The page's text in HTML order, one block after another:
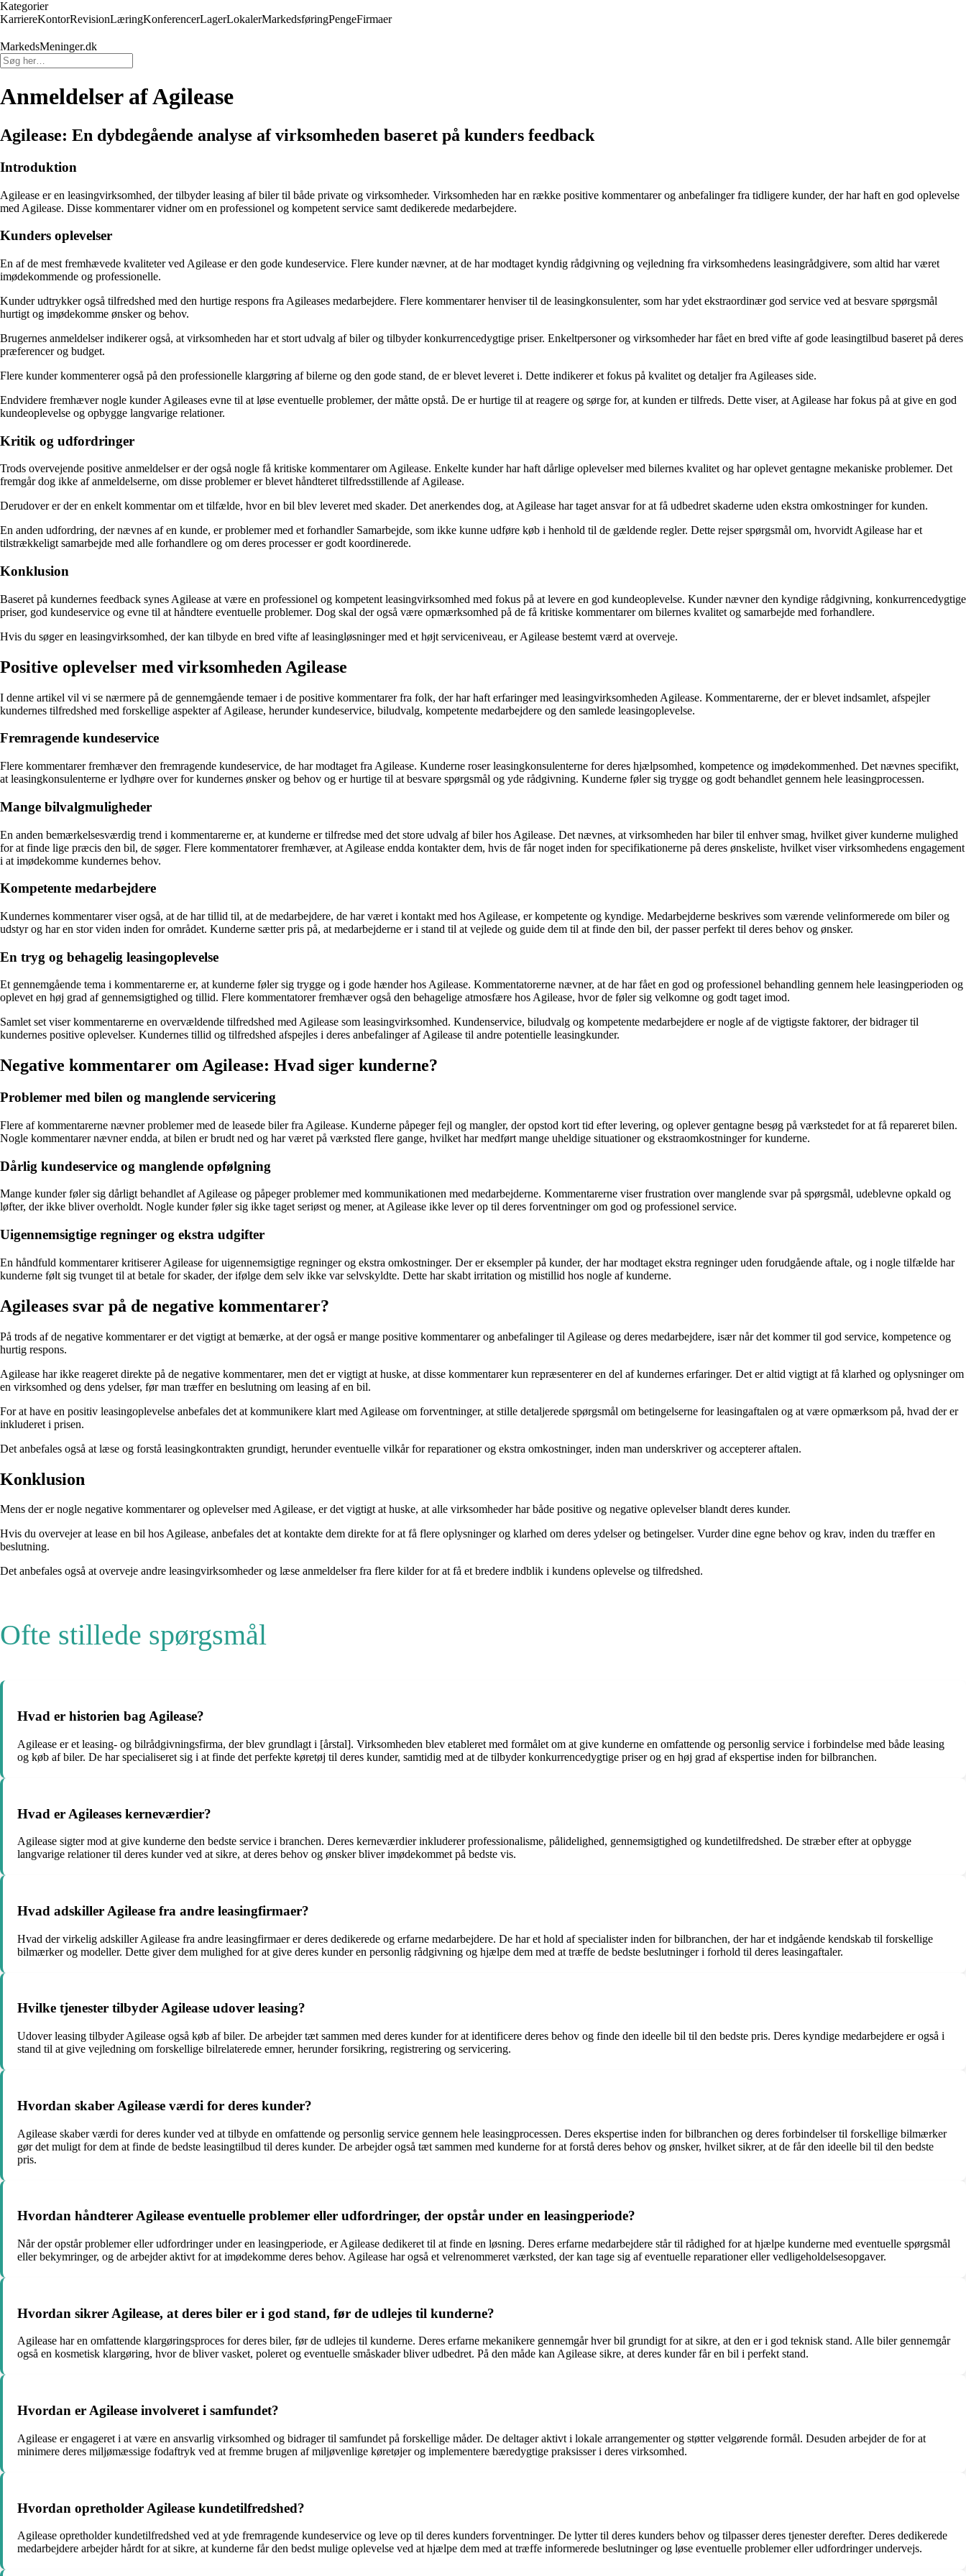
Kategorier
KarriereKontorRevisionLæringKonferencerLagerLokalerMarkedsføringPengeFirmaer
MarkedsMeninger.dk
Anmeldelser af Agilease
Agilease: En dybdegående analyse af virksomheden baseret på kunders feedback
Introduktion
Agilease er en leasingvirksomhed, der tilbyder leasing af biler til både private og virksomheder. Virksomheden har en række positive kommentarer og anbefalinger fra tidligere kunder, der har haft en god oplevelse
med Agilease. Disse kommentarer vidner om en professionel og kompetent service samt dedikerede medarbejdere.
Kunders oplevelser
En af de mest fremhævede kvaliteter ved Agilease er den gode kundeservice. Flere kunder nævner, at de har modtaget kyndig rådgivning og vejledning fra virksomhedens leasingrådgivere, som altid har været
imødekommende og professionelle.
Kunder udtrykker også tilfredshed med den hurtige respons fra Agileases medarbejdere. Flere kommentarer henviser til de leasingkonsulenter, som har ydet ekstraordinær god service ved at besvare spørgsmål
hurtigt og imødekomme ønsker og behov.
Brugernes anmeldelser indikerer også, at virksomheden har et stort udvalg af biler og tilbyder konkurrencedygtige priser. Enkeltpersoner og virksomheder har fået en bred vifte af gode leasingtilbud baseret på deres
præferencer og budget.
Flere kunder kommenterer også på den professionelle klargøring af bilerne og den gode stand, de er blevet leveret i. Dette indikerer et fokus på kvalitet og detaljer fra Agileases side.
Endvidere fremhæver nogle kunder Agileases evne til at løse eventuelle problemer, der måtte opstå. De er hurtige til at reagere og sørge for, at kunden er tilfreds. Dette viser, at Agilease har fokus på at give en god
kundeoplevelse og opbygge langvarige relationer.
Kritik og udfordringer
Trods overvejende positive anmeldelser er der også nogle få kritiske kommentarer om Agilease. Enkelte kunder har haft dårlige oplevelser med bilernes kvalitet og har oplevet gentagne mekaniske problemer. Det
fremgår dog ikke af anmeldelserne, om disse problemer er blevet håndteret tilfredsstillende af Agilease.
Derudover er der en enkelt kommentar om et tilfælde, hvor en bil blev leveret med skader. Det anerkendes dog, at Agilease har taget ansvar for at få udbedret skaderne uden ekstra omkostninger for kunden.
En anden udfordring, der nævnes af en kunde, er problemer med et forhandler Samarbejde, som ikke kunne udføre køb i henhold til de gældende regler. Dette rejser spørgsmål om, hvorvidt Agilease har et
tilstrækkeligt samarbejde med alle forhandlere og om deres processer er godt koordinerede.
Konklusion
Baseret på kundernes feedback synes Agilease at være en professionel og kompetent leasingvirksomhed med fokus på at levere en god kundeoplevelse. Kunder nævner den kyndige rådgivning, konkurrencedygtige
priser, god kundeservice og evne til at håndtere eventuelle problemer. Dog skal der også være opmærksomhed på de få kritiske kommentarer om bilernes kvalitet og samarbejde med forhandlere.
Hvis du søger en leasingvirksomhed, der kan tilbyde en bred vifte af leasingløsninger med et højt serviceniveau, er Agilease bestemt værd at overveje.
Positive oplevelser med virksomheden Agilease
I denne artikel vil vi se nærmere på de gennemgående temaer i de positive kommentarer fra folk, der har haft erfaringer med leasingvirksomheden Agilease. Kommentarerne, der er blevet indsamlet, afspejler
kundernes tilfredshed med forskellige aspekter af Agilease, herunder kundeservice, biludvalg, kompetente medarbejdere og den samlede leasingoplevelse.
Fremragende kundeservice
Flere kommentarer fremhæver den fremragende kundeservice, de har modtaget fra Agilease. Kunderne roser leasingkonsulenterne for deres hjælpsomhed, kompetence og imødekommenhed. Det nævnes specifikt,
at leasingkonsulenterne er lydhøre over for kundernes ønsker og behov og er hurtige til at besvare spørgsmål og yde rådgivning. Kunderne føler sig trygge og godt behandlet gennem hele leasingprocessen.
Mange bilvalgmuligheder
En anden bemærkelsesværdig trend i kommentarerne er, at kunderne er tilfredse med det store udvalg af biler hos Agilease. Det nævnes, at virksomheden har biler til enhver smag, hvilket giver kunderne mulighed
for at finde lige præcis den bil, de søger. Flere kommentatorer fremhæver, at Agilease endda kontakter dem, hvis de får noget inden for specifikationerne på deres ønskeliste, hvilket viser virksomhedens engagement
i at imødekomme kundernes behov.
Kompetente medarbejdere
Kundernes kommentarer viser også, at de har tillid til, at de medarbejdere, de har været i kontakt med hos Agilease, er kompetente og kyndige. Medarbejderne beskrives som værende velinformerede om biler og
udstyr og har en stor viden inden for området. Kunderne sætter pris på, at medarbejderne er i stand til at vejlede og guide dem til at finde den bil, der passer perfekt til deres behov og ønsker.
En tryg og behagelig leasingoplevelse
Et gennemgående tema i kommentarerne er, at kunderne føler sig trygge og i gode hænder hos Agilease. Kommentatorerne nævner, at de har fået en god og professionel behandling gennem hele leasingperioden og
oplevet en høj grad af gennemsigtighed og tillid. Flere kommentatorer fremhæver også den behagelige atmosfære hos Agilease, hvor de føler sig velkomne og godt taget imod.
Samlet set viser kommentarerne en overvældende tilfredshed med Agilease som leasingvirksomhed. Kundenservice, biludvalg og kompetente medarbejdere er nogle af de vigtigste faktorer, der bidrager til
kundernes positive oplevelser. Kundernes tillid og tilfredshed afspejles i deres anbefalinger af Agilease til andre potentielle leasingkunder.
Negative kommentarer om Agilease: Hvad siger kunderne?
Problemer med bilen og manglende servicering
Flere af kommentarerne nævner problemer med de leasede biler fra Agilease. Kunderne påpeger fejl og mangler, der opstod kort tid efter levering, og oplever gentagne besøg på værkstedet for at få repareret bilen.
Nogle kommentarer nævner endda, at bilen er brudt ned og har været på værksted flere gange, hvilket har medført mange uheldige situationer og ekstraomkostninger for kunderne.
Dårlig kundeservice og manglende opfølgning
Mange kunder føler sig dårligt behandlet af Agilease og påpeger problemer med kommunikationen med medarbejderne. Kommentarerne viser frustration over manglende svar på spørgsmål, udeblevne opkald og
løfter, der ikke bliver overholdt. Nogle kunder føler sig ikke taget seriøst og mener, at Agilease ikke lever op til deres forventninger om god og professionel service.
Uigennemsigtige regninger og ekstra udgifter
En håndfuld kommentarer kritiserer Agilease for uigennemsigtige regninger og ekstra omkostninger. Der er eksempler på kunder, der har modtaget ekstra regninger uden forudgående aftale, og i nogle tilfælde har
kunderne følt sig tvunget til at betale for skader, der ifølge dem selv ikke var selvskyldte. Dette har skabt irritation og mistillid hos nogle af kunderne.
Agileases svar på de negative kommentarer?
På trods af de negative kommentarer er det vigtigt at bemærke, at der også er mange positive kommentarer og anbefalinger til Agilease og deres medarbejdere, især når det kommer til god service, kompetence og
hurtig respons.
Agilease har ikke reageret direkte på de negative kommentarer, men det er vigtigt at huske, at disse kommentarer kun repræsenterer en del af kundernes erfaringer. Det er altid vigtigt at få klarhed og oplysninger om
en virksomhed og dens ydelser, før man træffer en beslutning om leasing af en bil.
For at have en positiv leasingoplevelse anbefales det at kommunikere klart med Agilease om forventninger, at stille detaljerede spørgsmål om betingelserne for leasingaftalen og at være opmærksom på, hvad der er
inkluderet i prisen.
Det anbefales også at læse og forstå leasingkontrakten grundigt, herunder eventuelle vilkår for reparationer og ekstra omkostninger, inden man underskriver og accepterer aftalen.
Konklusion
Mens der er nogle negative kommentarer og oplevelser med Agilease, er det vigtigt at huske, at alle virksomheder har både positive og negative oplevelser blandt deres kunder.
Hvis du overvejer at lease en bil hos Agilease, anbefales det at kontakte dem direkte for at få flere oplysninger og klarhed om deres ydelser og betingelser. Vurder dine egne behov og krav, inden du træffer en
beslutning.
Det anbefales også at overveje andre leasingvirksomheder og læse anmeldelser fra flere kilder for at få et bredere indblik i kundens oplevelse og tilfredshed.
Ofte stillede spørgsmål
Hvad er historien bag Agilease?
Agilease er et leasing- og bilrådgivningsfirma, der blev grundlagt i [årstal]. Virksomheden blev etableret med formålet om at give kunderne en omfattende og personlig service i forbindelse med både leasing
og køb af biler. De har specialiseret sig i at finde det perfekte køretøj til deres kunder, samtidig med at de tilbyder konkurrencedygtige priser og en høj grad af ekspertise inden for bilbranchen.
Hvad er Agileases kerneværdier?
Agilease sigter mod at give kunderne den bedste service i branchen. Deres kerneværdier inkluderer professionalisme, pålidelighed, gennemsigtighed og kundetilfredshed. De stræber efter at opbygge
langvarige relationer til deres kunder ved at sikre, at deres behov og ønsker bliver imødekommet på bedste vis.
Hvad adskiller Agilease fra andre leasingfirmaer?
Hvad der virkelig adskiller Agilease fra andre leasingfirmaer er deres dedikerede og erfarne medarbejdere. De har et hold af specialister inden for bilbranchen, der har et indgående kendskab til forskellige
bilmærker og modeller. Dette giver dem mulighed for at give deres kunder en personlig rådgivning og hjælpe dem med at træffe de bedste beslutninger i forhold til deres leasingaftaler.
Hvilke tjenester tilbyder Agilease udover leasing?
Udover leasing tilbyder Agilease også køb af biler. De arbejder tæt sammen med deres kunder for at identificere deres behov og finde den ideelle bil til den bedste pris. Deres kyndige medarbejdere er også i
stand til at give vejledning om forskellige bilrelaterede emner, herunder forsikring, registrering og servicering.
Hvordan skaber Agilease værdi for deres kunder?
Agilease skaber værdi for deres kunder ved at tilbyde en omfattende og personlig service gennem hele leasingprocessen. Deres ekspertise inden for bilbranchen og deres forbindelser til forskellige bilmærker
gør det muligt for dem at finde de bedste leasingtilbud til deres kunder. De arbejder også tæt sammen med kunderne for at forstå deres behov og ønsker, hvilket sikrer, at de får den ideelle bil til den bedste
pris.
Hvordan håndterer Agilease eventuelle problemer eller udfordringer, der opstår under en leasingperiode?
Når der opstår problemer eller udfordringer under en leasingperiode, er Agilease dedikeret til at finde en løsning. Deres erfarne medarbejdere står til rådighed for at hjælpe kunderne med eventuelle spørgsmål
eller bekymringer, og de arbejder aktivt for at imødekomme deres behov. Agilease har også et velrenommeret værksted, der kan tage sig af eventuelle reparationer eller vedligeholdelsesopgaver.
Hvordan sikrer Agilease, at deres biler er i god stand, før de udlejes til kunderne?
Agilease har en omfattende klargøringsproces for deres biler, før de udlejes til kunderne. Deres erfarne mekanikere gennemgår hver bil grundigt for at sikre, at den er i god teknisk stand. Alle biler gennemgår
også en kosmetisk klargøring, hvor de bliver vasket, poleret og eventuelle småskader bliver udbedret. På den måde kan Agilease sikre, at deres kunder får en bil i perfekt stand.
Hvordan er Agilease involveret i samfundet?
Agilease er engageret i at være en ansvarlig virksomhed og bidrager til samfundet på forskellige måder. De deltager aktivt i lokale arrangementer og støtter velgørende formål. Desuden arbejder de for at
minimere deres miljømæssige fodaftryk ved at fremme brugen af ​​miljøvenlige køretøjer og implementere bæredygtige praksisser i deres virksomhed.
Hvordan opretholder Agilease kundetilfredshed?
Agilease opretholder kundetilfredshed ved at yde fremragende kundeservice og leve op til deres kunders forventninger. De lytter til deres kunders behov og tilpasser deres tjenester derefter. Deres dedikerede
medarbejdere arbejder hårdt for at sikre, at kunderne får den bedst mulige oplevelse ved at hjælpe dem med at træffe informerede beslutninger og løse eventuelle problemer eller udfordringer undervejs.